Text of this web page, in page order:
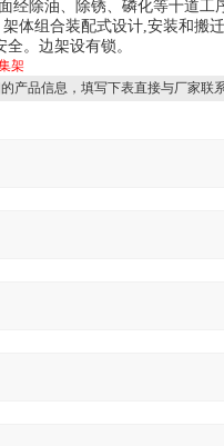
经除油、除锈、磷化等十道工
体组合装配式设计,安装和搬
。边架设有锁。
架
产品信息，填写下表直接与厂家联